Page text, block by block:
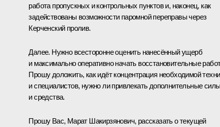
работа пропускных и контрольных пунктов и, наконец, как
задействованы возможности паромной переправы через
Керченский пролив.
Далее. Нужно всесторонне оценить нанесённый ущерб
и максимально оперативно начать восстановительные
Прошу доложить, как идёт концентрация необходимой
и специалистов, нужно ли привлекать дополнительные
и средства.
Прошу Вас, Марат Шакирзянович, рассказать о текущей